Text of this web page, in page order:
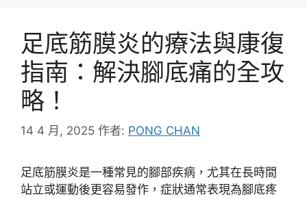
足底筋膜炎的療法與康復
指南：解決腳底痛的全攻
略！
14 4 月, 2025 作者: PONG CHAN
足底筋膜炎是一種常見的腳部疾病，尤其在長時間
站立或運動後更容易發作，症狀通常表現為腳底疼